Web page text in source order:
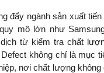
đẩy ngành sản xuất
mô lớn như
từ kiểm tra chất
không chỉ là mục
nơi chất lượng